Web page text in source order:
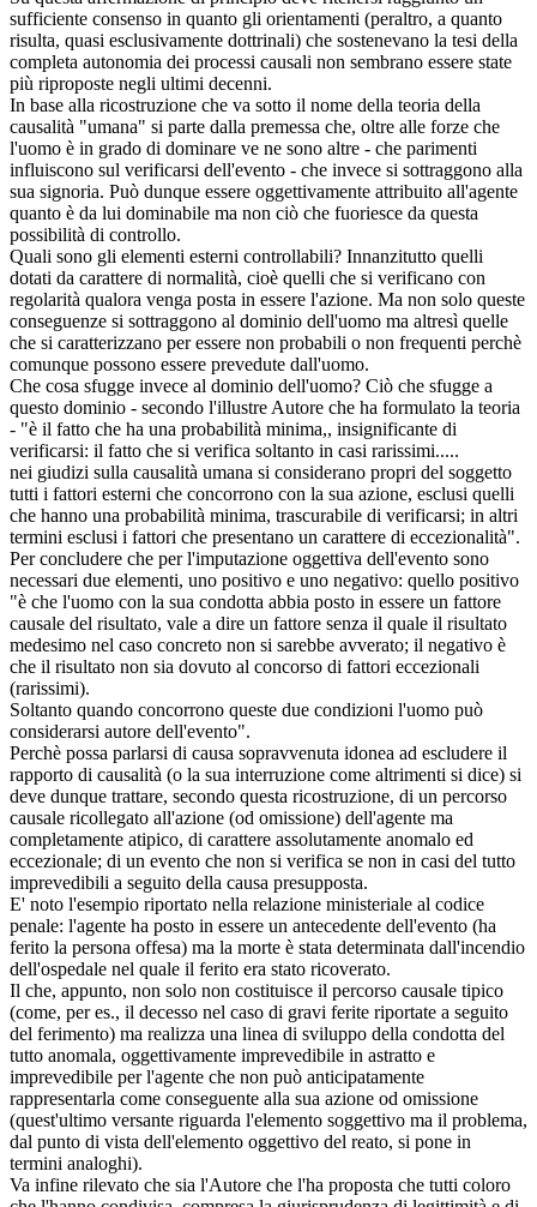
sufficiente consenso in quanto gli orientamenti (peraltro, a quanto
risulta, quasi esclusivamente dottrinali) che sostenevano la tesi della
completa autonomia dei processi causali non sembrano essere state
più riproposte negli ultimi decenni.
In base alla ricostruzione che va sotto il nome della teoria della
causalità "umana" si parte dalla premessa che, oltre alle forze che
l'uomo è in grado di dominare ve ne sono altre - che parimenti
influiscono sul verificarsi dell'evento - che invece si sottraggono alla
sua signoria. Può dunque essere oggettivamente attribuito all'agente
quanto è da lui dominabile ma non ciò che fuoriesce da questa
possibilità di controllo.
Quali sono gli elementi esterni controllabili? Innanzitutto quelli
dotati da carattere di normalità, cioè quelli che si verificano con
regolarità qualora venga posta in essere l'azione. Ma non solo queste
conseguenze si sottraggono al dominio dell'uomo ma altresì quelle
che si caratterizzano per essere non probabili o non frequenti perchè
comunque possono essere prevedute dall'uomo.
Che cosa sfugge invece al dominio dell'uomo? Ciò che sfugge a
questo dominio - secondo l'illustre Autore che ha formulato la teoria
- "è il fatto che ha una probabilità minima,, insignificante di
verificarsi: il fatto che si verifica soltanto in casi rarissimi.....
nei giudizi sulla causalità umana si considerano propri del soggetto
tutti i fattori esterni che concorrono con la sua azione, esclusi quelli
che hanno una probabilità minima, trascurabile di verificarsi; in altri
termini esclusi i fattori che presentano un carattere di eccezionalità".
Per concludere che per l'imputazione oggettiva dell'evento sono
necessari due elementi, uno positivo e uno negativo: quello positivo
"è che l'uomo con la sua condotta abbia posto in essere un fattore
causale del risultato, vale a dire un fattore senza il quale il risultato
medesimo nel caso concreto non si sarebbe avverato; il negativo è
che il risultato non sia dovuto al concorso di fattori eccezionali
(rarissimi).
Soltanto quando concorrono queste due condizioni l'uomo può
considerarsi autore dell'evento".
Perchè possa parlarsi di causa sopravvenuta idonea ad escludere il
rapporto di causalità (o la sua interruzione come altrimenti si dice) si
deve dunque trattare, secondo questa ricostruzione, di un percorso
causale ricollegato all'azione (od omissione) dell'agente ma
completamente atipico, di carattere assolutamente anomalo ed
eccezionale; di un evento che non si verifica se non in casi del tutto
imprevedibili a seguito della causa presupposta.
E' noto l'esempio riportato nella relazione ministeriale al codice
penale: l'agente ha posto in essere un antecedente dell'evento (ha
ferito la persona offesa) ma la morte è stata determinata dall'incendio
dell'ospedale nel quale il ferito era stato ricoverato.
Il che, appunto, non solo non costituisce il percorso causale tipico
(come, per es., il decesso nel caso di gravi ferite riportate a seguito
del ferimento) ma realizza una linea di sviluppo della condotta del
tutto anomala, oggettivamente imprevedibile in astratto e
imprevedibile per l'agente che non può anticipatamente
rappresentarla come conseguente alla sua azione od omissione
(quest'ultimo versante riguarda l'elemento soggettivo ma il problema,
dal punto di vista dell'elemento oggettivo del reato, si pone in
termini analoghi).
Va infine rilevato che sia l'Autore che l'ha proposta che tutti coloro